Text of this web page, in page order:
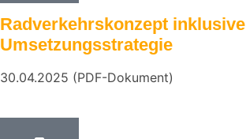
Radverkehrskonzept inklusive
Umsetzungsstrategie
30.04.2025 (PDF-Dokument)